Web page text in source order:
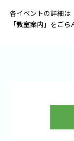
各イベントの詳細は
「教室案内」 をごら